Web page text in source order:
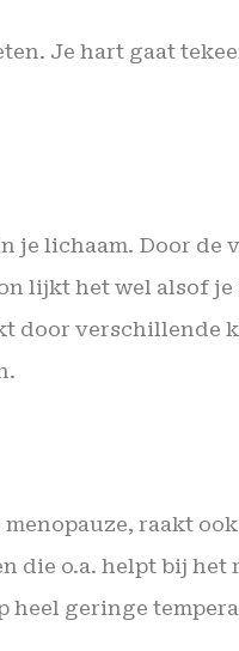
Je hart gaat
je lichaam. Door de
lijkt het wel alsof je
door verschillende
raakt
die o.a. helpt bij het
heel geringe